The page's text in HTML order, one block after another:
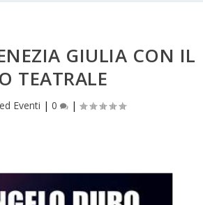
GIULIA CON IL
TEATRALE
Eventi | 0 |